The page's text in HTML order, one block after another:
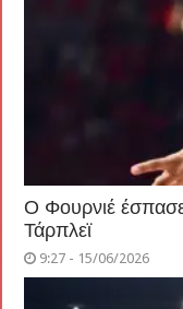
Ο Φουρνιέ
Τάρπλεϊ
9:27 - 15/06/2026